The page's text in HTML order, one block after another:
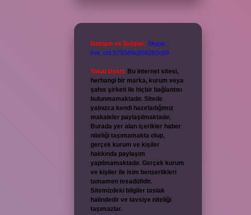
Reklam ve İletişim: Skype:
live:.cid.575569c608265c69
Yasal Uyarı: Bu internet sitesi,
herhangi bir marka, kurum veya
şahıs şirketi ile hiçbir bağlantısı
bulunmamaktadır. Sitede
yalnızca kendi hazırladığımız
makaleler paylaşılmaktadır.
Burada yer alan içerikler haber
niteliği taşımamakta olup,
gerçek kurum ve kişiler
hakkında paylaşım
yapılmamaktadır. Gerçek kurum
ve kişiler ile isim benzerlikleri
tamamen tesadüfidir.
Sitemizdeki bilgiler taslak
halindedir ve tavsiye niteliği
taşımazlar.